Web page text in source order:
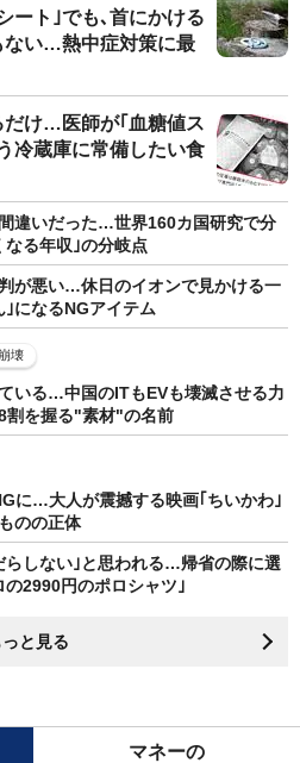
ート｣でも､首にかける
ない…熱中症対策に最
だけ…医師が｢血糖値ス
冷蔵庫に常備したい食
違いだった…世界160カ国研究で分
る年収｣の分岐点
が悪い…休日のイオンで見かける一
になるNGアイテム
壊
いる…中国のITもEVも壊滅させる力
割を握る"素材"の名前
に…大人が震撼する映画｢ちいかわ｣
のの正体
らしない｣と思われる…帰省の際に選
2990円のポロシャツ｣
っと見る
マネーの